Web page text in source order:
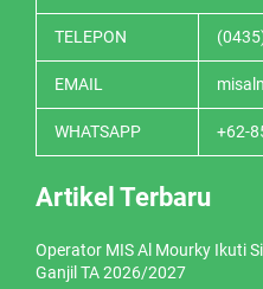
TELEPON
EMAIL
WHATSAPP +62-
Artikel Terbaru
Operator MIS Al Mourky Ikuti
Ganjil TA 2026/2027